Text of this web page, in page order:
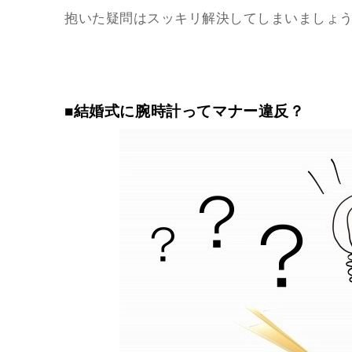
抱いた疑問はスッキリ解決してしまいましょ
■結婚式に腕時計ってマナー違反？